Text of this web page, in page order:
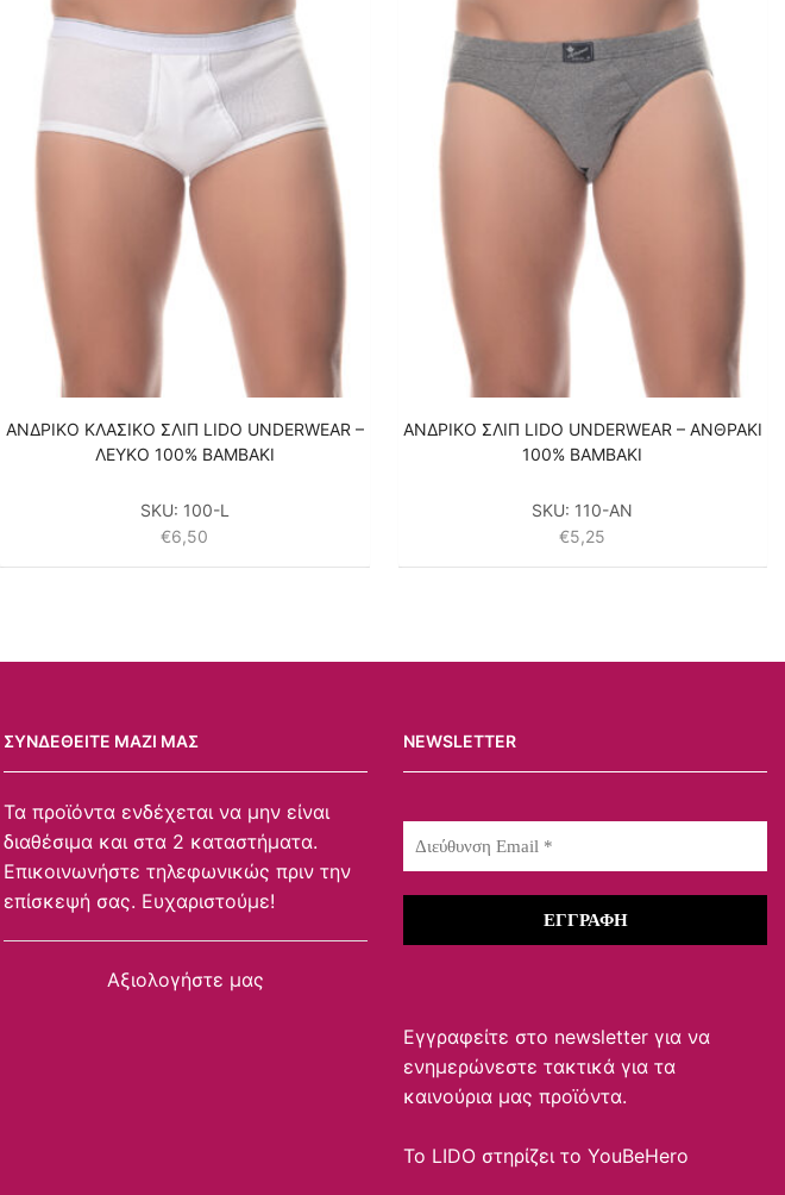
ΑΝΔΡΙΚΟ ΚΛΑΣΙΚΟ ΣΛΙΠ LIDO UNDERWEAR –
ΛΕΥΚΟ 100% ΒΑΜΒΑΚΙ
SKU: 100-L
€6,50
ΑΝΔΡΙΚΟ ΣΛΙΠ LIDO UNDERWEAR – ΑΝΘΡΑΚΙ
100% ΒΑΜΒΑΚΙ
SKU: 110-AN
€5,25
ΣΥΝΔΕΘΕΊΤΕ ΜΑΖΊ ΜΑΣ
Τα προϊόντα ενδέχεται να μην είναι
διαθέσιμα και στα 2 καταστήματα.
Επικοινωνήστε τηλεφωνικώς πριν την
επίσκεψή σας. Ευχαριστούμε!
Αξιολογήστε μας
NEWSLETTER
Εγγραφείτε στο newsletter για να
ενημερώνεστε τακτικά για τα
καινούρια μας προϊόντα.
To LIDO στηρίζει το YouBeHero